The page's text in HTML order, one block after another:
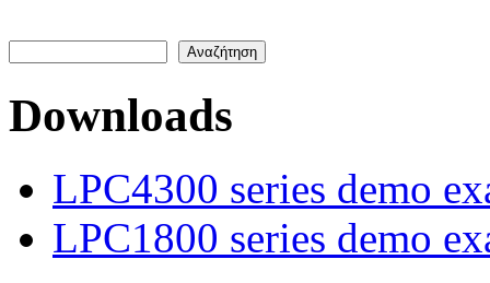
Φόρμα αναζήτησης
Downloads
LPC4300 series demo
LPC1800 series demo